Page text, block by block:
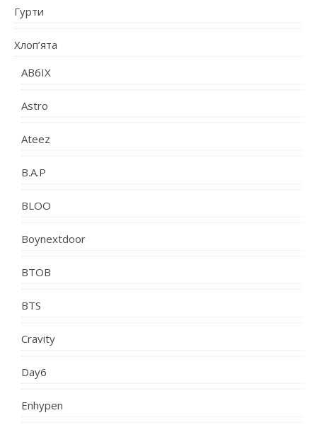
Гурти
Хлоп’ята
AB6IX
Astro
Ateez
B.A.P
BLOO
Boynextdoor
BTOB
BTS
Cravity
Day6
Enhypen